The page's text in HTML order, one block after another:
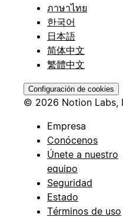
ภาษาไทย
한국어
日本語
简体中文
繁體中文
Configuración de cookies
© 2026 Notion Labs,
Empresa
Conócenos
Únete a nuestro
equipo
Seguridad
Estado
Términos de uso